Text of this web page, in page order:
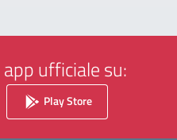
ufficiale su:
Play Store